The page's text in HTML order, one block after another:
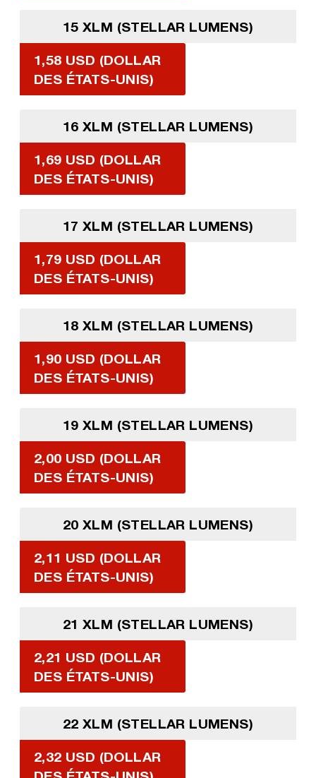
15 XLM (STELLAR LUMENS)
1,58 USD (DOLLAR
DES ÉTATS-UNIS)
16 XLM (STELLAR LUMENS)
1,69 USD (DOLLAR
DES ÉTATS-UNIS)
17 XLM (STELLAR LUMENS)
1,79 USD (DOLLAR
DES ÉTATS-UNIS)
18 XLM (STELLAR LUMENS)
1,90 USD (DOLLAR
DES ÉTATS-UNIS)
19 XLM (STELLAR LUMENS)
2,00 USD (DOLLAR
DES ÉTATS-UNIS)
20 XLM (STELLAR LUMENS)
2,11 USD (DOLLAR
DES ÉTATS-UNIS)
21 XLM (STELLAR LUMENS)
2,21 USD (DOLLAR
DES ÉTATS-UNIS)
22 XLM (STELLAR LUMENS)
2,32 USD (DOLLAR